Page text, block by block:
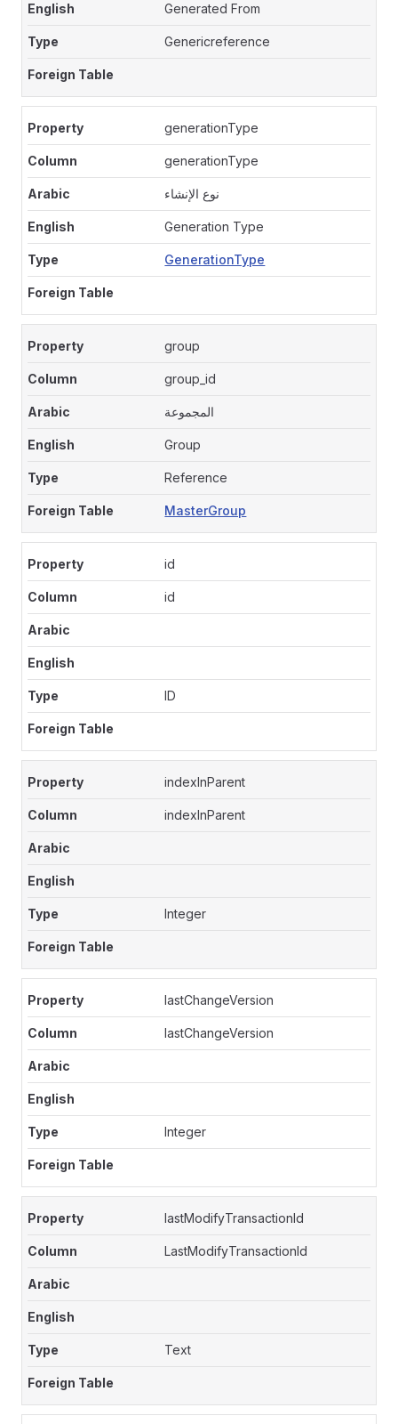
Generated From
Genericreference
generationType
generationType
نوع الإنشاء
Generation Type
GenerationType
group
group_id
المجموعة
Group
Reference
MasterGroup
id
id
ID
indexInParent
indexInParent
Integer
lastChangeVersion
lastChangeVersion
Integer
lastModifyTransactionId
LastModifyTransactionId
Text